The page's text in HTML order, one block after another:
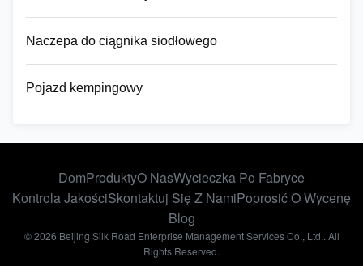
Naczepa do ciągnika siodłowego
Pojazd kempingowy
DomProduktyO NasWycieczka Po Fabryce
Kontrola JakościSkontaktuj Się Z NamiPoprosić O Wycenę
Blog
© 2026 Beijing Silk Road Enterprise Management Services Co., Ltd.. All
Rights Reserved.